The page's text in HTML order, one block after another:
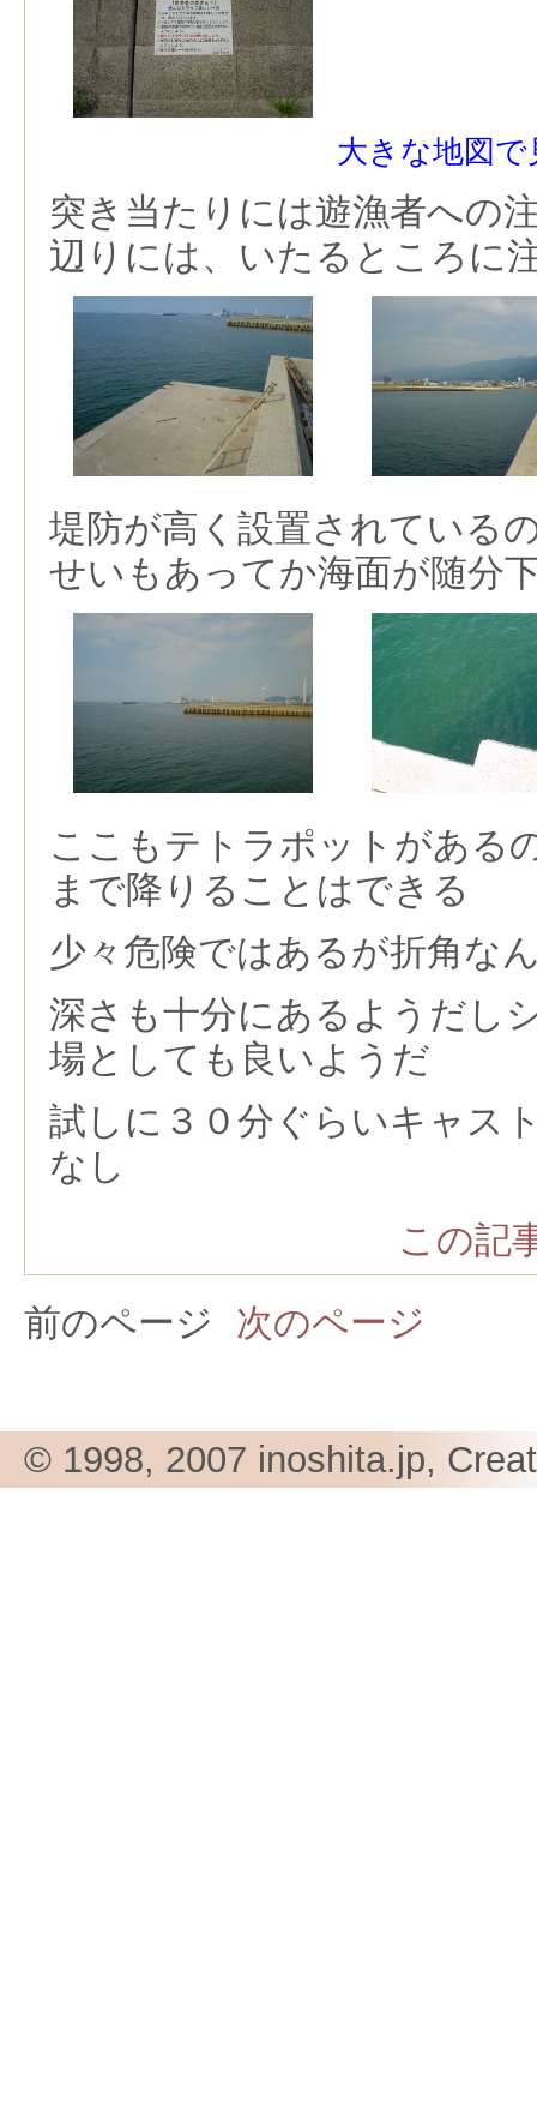
大きな地図で
突き当たりには遊漁者への
辺りには、いたるところに
堤防が高く設置されている
せいもあってか海面が随分
ここもテトラポットがある
まで降りることはできる
少々危険ではあるが折角な
深さも十分にあるようだし
場としても良いようだ
試しに３０分ぐらいキャス
なし
この記
前のページ
次のページ
© 1998, 2007 inoshita.jp,